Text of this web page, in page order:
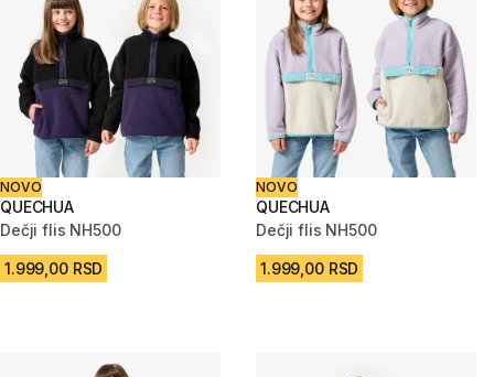
NOVO
QUECHUA
Dečji flis NH500
1.999,00 RSD
NOVO
QUECHUA
Dečji flis NH500
1.999,00 RSD